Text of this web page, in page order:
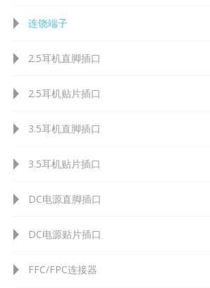
连饶端子
2.5耳机直脚插口
2.5耳机贴片插口
3.5耳机直脚插口
3.5耳机贴片插口
DC电源直脚插口
DC电源贴片插口
FFC/FPC连接器